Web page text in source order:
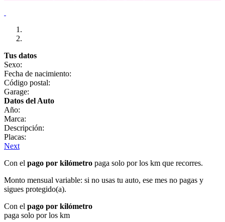
Tus datos
Sexo:
Fecha de nacimiento:
Código postal:
Garage:
Datos del Auto
Año:
Marca:
Descripción:
Placas:
Next
Con el pago por kilómetro paga solo por los km que recorres.
Monto mensual variable: si no usas tu auto, ese mes no pagas y
sigues protegido(a).
Con el pago por kilómetro
paga solo por los km